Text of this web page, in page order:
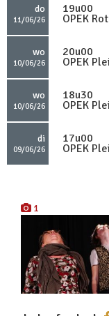
do
11/06/26
19u00
OPEK
wo
10/06/26
20u00
OPEK
wo
10/06/26
18u30
OPEK
di
09/06/26
17u00
OPEK
1